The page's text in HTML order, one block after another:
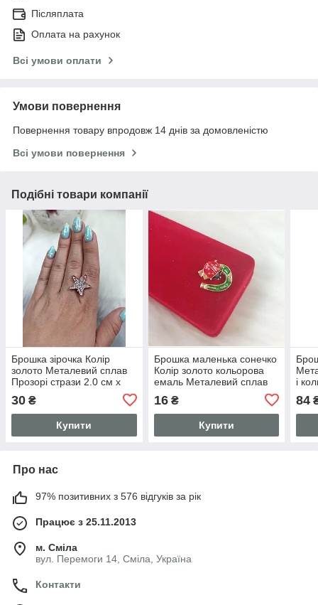
Післяплата
Оплата на рахунок
Всі умови оплати
Умови повернення
Повернення товару впродовж 14 днів за домовленістю
Всі умови повернення
Подібні товари компанії
Брошка зірочка Колір
золото Металевий сплав
Прозорі стрази 2.0 см x
30 ₴
Купити
Брошка маленька сонечко
Колір золото кольорова
емаль Металевий сплав
1.7 см x 2.0 см Ціна за 1
шт.
16₴
Купити
і
84
Про нас
97% позитивних з 576 відгуків за рік
Працює з 25.11.2013
м. Сміла
вул. Перемоги 14, Сміла, Україна
Контакти